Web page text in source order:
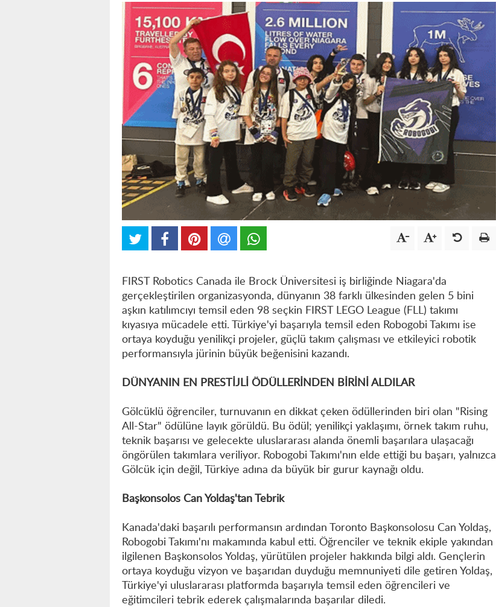
FIRST Robotics Canada ile Brock Üniversitesi iş birliğinde Niagara'da
gerçekleştirilen organizasyonda, dünyanın 38 farklı ülkesinden gelen 5 bini
aşkın katılımcıyı temsil eden 98 seçkin FIRST LEGO League (FLL) takımı
kıyasıya mücadele etti. Türkiye'yi başarıyla temsil eden Robogobi Takımı ise
ortaya koyduğu yenilikçi projeler, güçlü takım çalışması ve etkileyici robotik
performansıyla jürinin büyük beğenisini kazandı.
DÜNYANIN EN PRESTİJLİ ÖDÜLLERİNDEN BİRİNİ ALDILAR
Gölcüklü öğrenciler, turnuvanın en dikkat çeken ödüllerinden biri olan "Rising
All-Star" ödülüne layık görüldü. Bu ödül; yenilikçi yaklaşımı, örnek takım ruhu,
teknik başarısı ve gelecekte uluslararası alanda önemli başarılara ulaşacağı
öngörülen takımlara veriliyor. Robogobi Takımı'nın elde ettiği bu başarı, yalnızca
Gölcük için değil, Türkiye adına da büyük bir gurur kaynağı oldu.
Başkonsolos Can Yoldaş'tan Tebrik
Kanada'daki başarılı performansın ardından Toronto Başkonsolosu Can Yoldaş,
Robogobi Takımı'nı makamında kabul etti. Öğrenciler ve teknik ekiple yakından
ilgilenen Başkonsolos Yoldaş, yürütülen projeler hakkında bilgi aldı. Gençlerin
ortaya koyduğu vizyon ve başarıdan duyduğu memnuniyeti dile getiren Yoldaş,
Türkiye'yi uluslararası platformda başarıyla temsil eden öğrencileri ve
eğitimcileri tebrik ederek çalışmalarında başarılar diledi.